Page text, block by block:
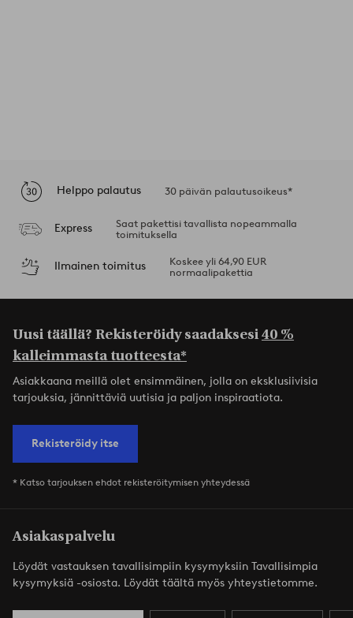
Helppo palautus 30 päivän palautusoikeus*
Express
Saat pakettisi tavallista nopeammalla
toimituksella
Ilmainen toimitus
Koskee yli 64,90 EUR
normaalipakettia
Uusi täällä? Rekisteröidy saadaksesi40 %
kalleimmasta tuotteesta*
Asiakkaana meillä olet ensimmäinen, jolla on eksklusiivisia
tarjouksia, jännittäviä uutisia ja paljon inspiraatiota.
Rekisteröidy itse
* Katso tarjouksen ehdot rekisteröitymisen yhteydessä
Asiakaspalvelu
Löydät vastauksen tavallisimpiin kysymyksiin Tavallisimpia
kysymyksiä -osiosta. Löydät täältä myös yhteystietomme.